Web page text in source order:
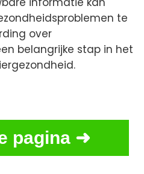
te
over
belangrijke stap in het
pagina ➜